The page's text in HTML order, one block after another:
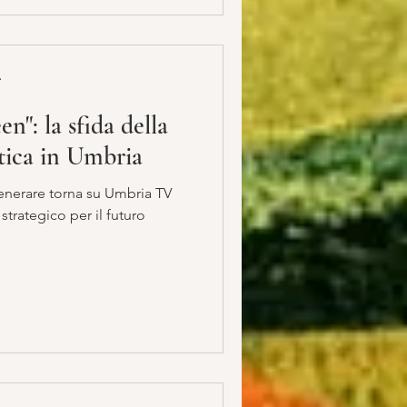
la sfida della
in Umbria
TV
per il futuro